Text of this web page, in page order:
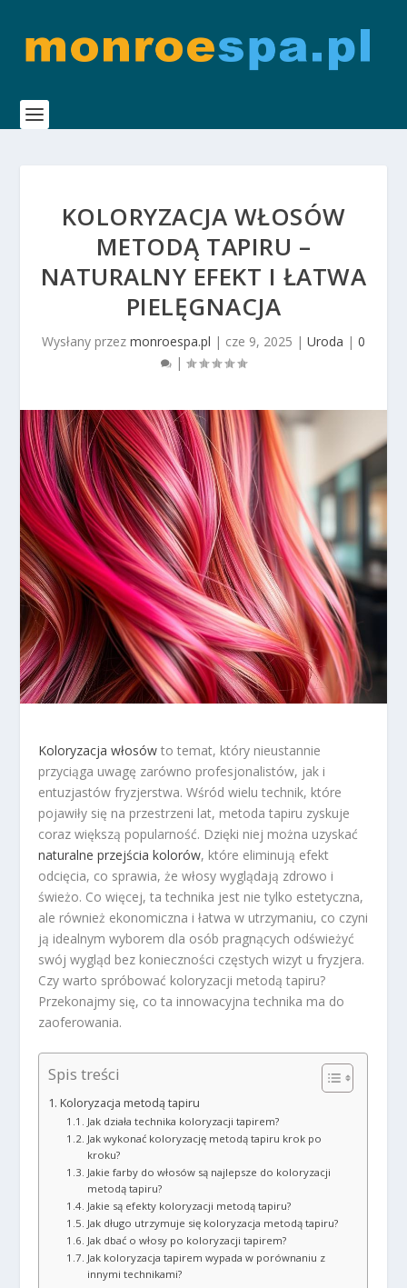
KOLORYZACJA WŁOSÓW
METODĄ TAPIRU –
NATURALNY EFEKT I ŁATWA
PIELĘGNACJA
Wysłany przez monroespa.pl | cze 9, 2025 | Uroda | 0
|
Koloryzacja włosów to temat, który nieustannie
przyciąga uwagę zarówno profesjonalistów, jak i
entuzjastów fryzjerstwa. Wśród wielu technik, które
pojawiły się na przestrzeni lat, metoda tapiru zyskuje
coraz większą popularność. Dzięki niej można uzyskać
naturalne przejścia kolorów, które eliminują efekt
odcięcia, co sprawia, że włosy wyglądają zdrowo i
świeżo. Co więcej, ta technika jest nie tylko estetyczna,
ale również ekonomiczna i łatwa w utrzymaniu, co czyni
ją idealnym wyborem dla osób pragnących odświeżyć
swój wygląd bez konieczności częstych wizyt u fryzjera.
Czy warto spróbować koloryzacji metodą tapiru?
Przekonajmy się, co ta innowacyjna technika ma do
zaoferowania.
Spis treści
Koloryzacja metodą tapiru
Jak działa technika koloryzacji tapirem?
Jak wykonać koloryzację metodą tapiru krok po
kroku?
Jakie farby do włosów są najlepsze do koloryzacji
metodą tapiru?
Jakie są efekty koloryzacji metodą tapiru?
Jak długo utrzymuje się koloryzacja metodą tapiru?
Jak dbać o włosy po koloryzacji tapirem?
Jak koloryzacja tapirem wypada w porównaniu z
innymi technikami?